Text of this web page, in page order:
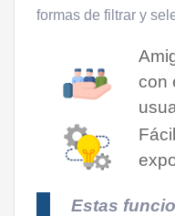
formas de filtrar y
con
Fácil
Estas